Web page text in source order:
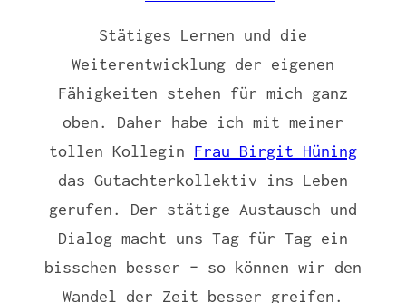
Stätiges Lernen und die
Weiterentwicklung der eigenen
Fähigkeiten stehen für mich ganz
oben. Daher habe ich mit meiner
tollen Kollegin Frau Birgit Hüning
das Gutachterkollektiv ins Leben
gerufen. Der stätige Austausch und
Dialog macht uns Tag für Tag ein
bisschen besser – so können wir den
Wandel der Zeit besser greifen.